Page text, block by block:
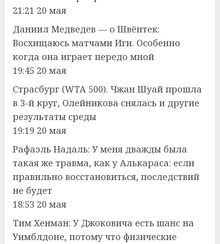
21:21 20 мая
Даниил Медведев — о Швёнтек:
Восхищаюсь матчами Иги. Особенно
когда она играет передо мной
19:45 20 мая
Страсбург (WTA 500). Чжан Шуай прошла
в 3-й круг, Олейникова снялась и другие
результаты среды
19:19 20 мая
Рафаэль Надаль: У меня дважды была
такая же травма, как у Алькараса: если
правильно восстановиться, последствий
не будет
18:53 20 мая
Tим Xенман: У Джоковича есть шанс на
Уимблдоне, потому что физические